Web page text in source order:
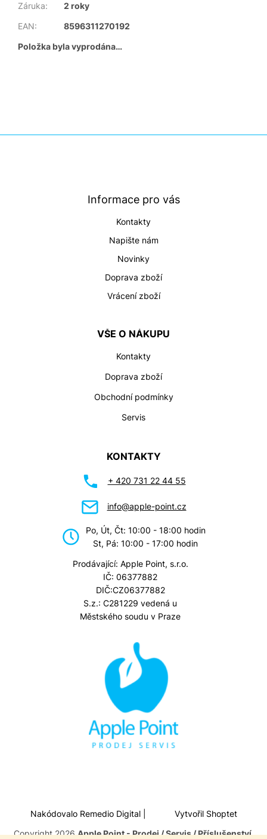
Záruka:
2 roky
EAN:
8596311270192
Položka byla vyprodána…
Informace pro vás
Kontakty
Napište nám
Novinky
Doprava zboží
Vrácení zboží
VŠE O NÁKUPU
Kontakty
Doprava zboží
Obchodní podmínky
Servis
KONTAKTY
+ 420 731 22 44 55
info@apple-point.cz
Po, Út, Čt: 10:00 - 18:00 hodin
St, Pá: 10:00 - 17:00 hodin
Prodávající: Apple Point, s.r.o.
IČ: 06377882
DIČ:CZ06377882
S.z.: C281229 vedená u
Městského soudu v Praze
Nakódovalo Remedio Digital|
Vytvořil Shoptet
Copyright 2026Apple Point - Prodej / Servis / Příslušenství.